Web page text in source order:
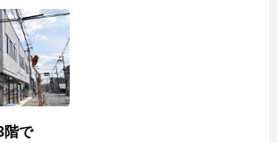
階で